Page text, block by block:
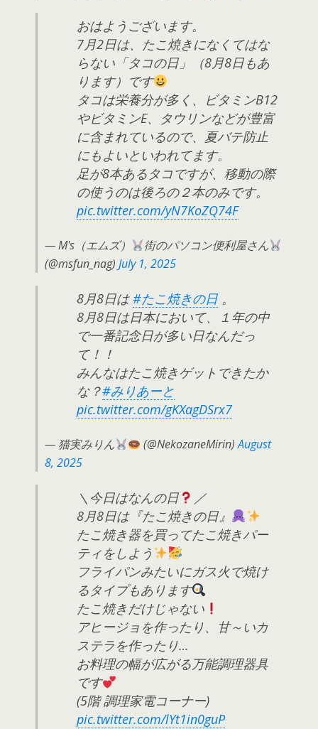
おはようございます。
7月2日は、たこ焼きになくてはな
らない「タコの日」（8月8日もあ
ります）です
タコは栄養分が多く、ビタミンB12
やビタミンE、タウリンなどが豊富
に含まれているので、夏バテ防止
にもよいといわれてます。
足が8本あるタコですが、移動の際
の使うのは後ろの２本のみです。
pic.twitter.com/yN7KoZQ74F
— M's（エムズ）
街のパソコン便利屋さん
(@msfun_nag) July 1, 2025
8月8日は#たこ焼きの日。
8月8日は日本において、１年の中
で一番記念日が多い日なんだっ
て！！
みんなはたこ焼きゲットできたか
な？#みりあーと
pic.twitter.com/gKXagDSrx7
— 猫実みりん (@NekozaneMirin)August
8, 2025
＼今日はなんの日
／
8月8日は『たこ焼きの日』
たこ焼き器を買ってたこ焼きパー
ティをしよう
フライパンみたいにガス火で焼け
るタイプもあります
たこ焼きだけじゃない
アヒージョを作ったり、甘～いカ
ステラを作ったり…
お料理の幅が広がる万能調理器具
です
(5階 調理家電コーナー)
pic.twitter.com/lYt1in0guP